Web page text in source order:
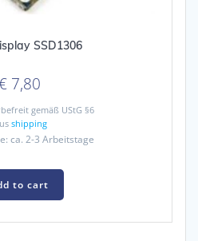
SSD1306
7,80
gemäß UStG §6
shipping
ca. 2-3 Arbeitstage
to cart